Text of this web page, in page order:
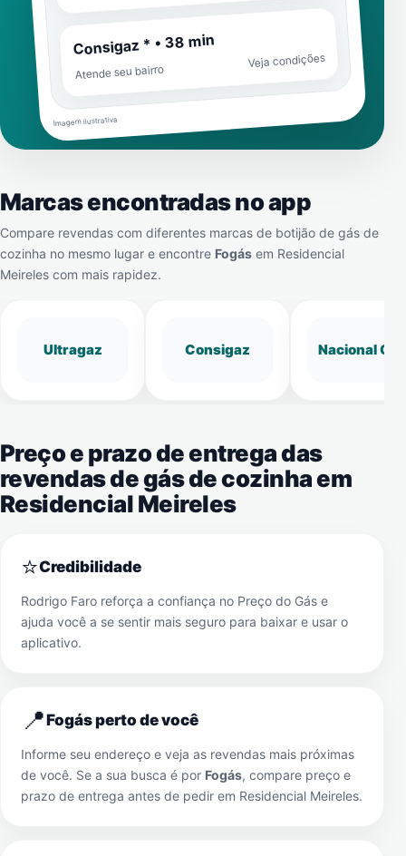
Consigaz * • 38 min
Atende seu bairro
Veja condições
Imagem ilustrativa
Marcas encontradas no app
Compare revendas com diferentes marcas de botijão de gás de
cozinha no mesmo lugar e encontre Fogás em Residencial
Meireles com mais rapidez.
Ultragaz Consigaz Nacional Gás
Preço e prazo de entrega das
revendas de gás de cozinha em
Residencial Meireles
⭐Credibilidade
Rodrigo Faro reforça a confiança no Preço do Gás e
ajuda você a se sentir mais seguro para baixar e usar o
aplicativo.
📍Fogás perto de você
Informe seu endereço e veja as revendas mais próximas
de você. Se a sua busca é por Fogás, compare preço e
prazo de entrega antes de pedir em Residencial Meireles.